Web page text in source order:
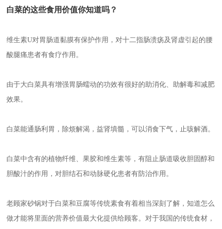
白菜的这些食用价值你知道吗？
维生素U对胃肠道黏膜有保护作用，对十二指肠溃疡及肾虚引起的腰
酸腿痛患者有食疗作用。
由于大白菜具有增强胃肠蠕动的功效有很好的助消化、助解毒和减肥
效果。
白菜能通肠利胃，除烦解渴，益肾填髓，可以消食下气，止咳解酒。
白菜中含有的植物纤维、果胶和维生素等，有阻止肠道吸收胆固醇和
胆酸汁的作用，对胆结石和动脉硬化患者有防治作用。
老顾家砂锅对于白菜和豆腐等传统素食有着相当深刻了解，知道怎么
做才能将里面的营养价值最大化提供给顾客。对于我国的传统食材，